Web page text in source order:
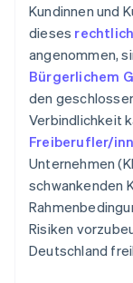
Kundinnen und
dieses
angenommen,
Bürgerlichem
den
Verbindlichkeit
Freiberufler/
Unternehmen
schwankenden
Risiken
Deutschland